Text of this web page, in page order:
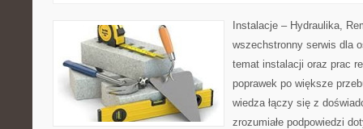
Instalacje – Hydraulika,
wszechstronny serwis dla
temat instalacji oraz prac
poprawek po większe
wiedza łączy się z
zrozumiałe podpowiedzi